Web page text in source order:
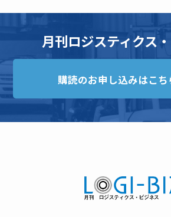
月刊ロジスティクス
購読のお申し込みはこち